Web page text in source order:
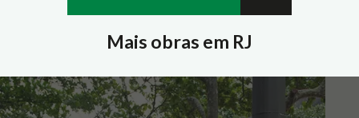
Mais obras em RJ